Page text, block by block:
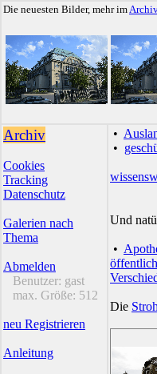
Die neuesten Bilder, mehr im
Archiv
Cookies
Tracking
Datenschutz
Galerien nach
Thema
Abmelden
Benutzer: gast
max. Größe: 512
neu Registrieren
Anleitung
•
•
Und
•
Die